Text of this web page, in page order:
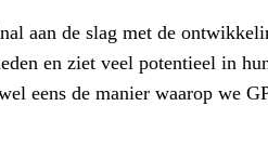
aan de slag met de
en ziet veel potentieel in
eens de manier waarop we